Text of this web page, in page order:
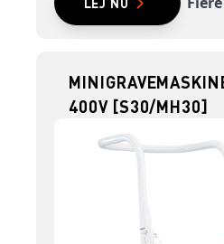
400V [S30/MH30]